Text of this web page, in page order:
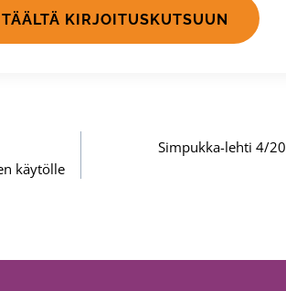
KIRJOITUSKUTSUUN
käytölle
Simpukka-lehti 4/